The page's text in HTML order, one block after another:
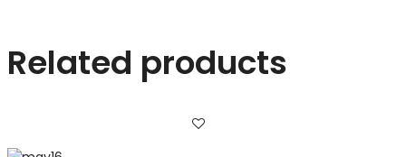
Related products